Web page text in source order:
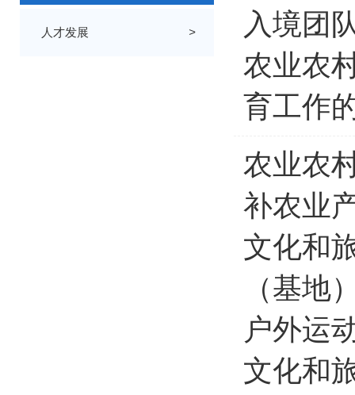
人才发展 >
入境团
农业农
育工作
农业农
补农业
文化和
（基地
户外运
文化和